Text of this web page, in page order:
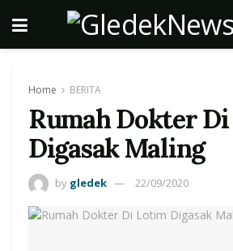
Home BERITA
Rumah Dokter
Digasak Maling
by gledek 22/09/2020